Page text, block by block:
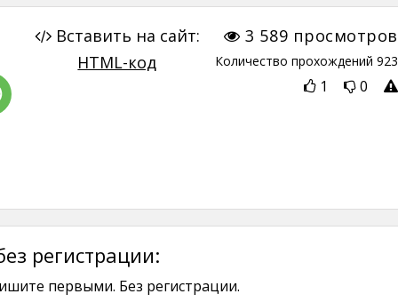
3 589 просмотров
Количество прохождений 923
1 0
Вставить на сайт:
HTML-код
регистрации:
первыми. Без регистрации.